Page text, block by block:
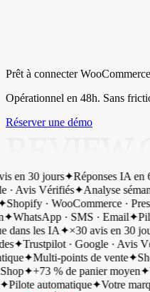
Prêt à connecter
Opérationnel en 48h. Sans
Réserver une démo
en 30 jours✦Réponses IA en
· Avis Vérifiés✦Analyse
Shopify · WooCommerce ·
✦WhatsApp · SMS · Email✦
dans les IA✦×30 avis en 30
✦Trustpilot · Google · Avis
✦Multi-points de vente✦
✦+73 % de panier moyen✦
Pilote automatique✦Votre